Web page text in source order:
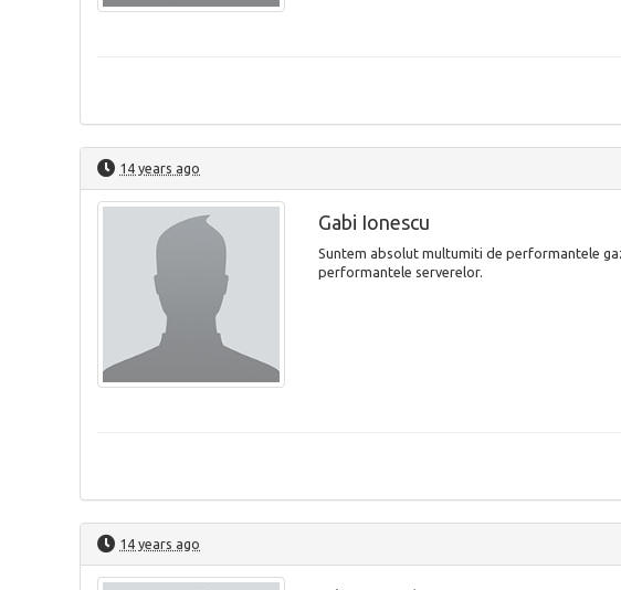
14 years ago
Gabi Ionescu
Suntem absolut multumiti de performantele
performantele serverelor.
14 years ago